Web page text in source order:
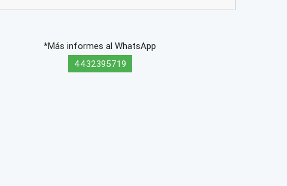
*Más informes al WhatsApp
4432395719